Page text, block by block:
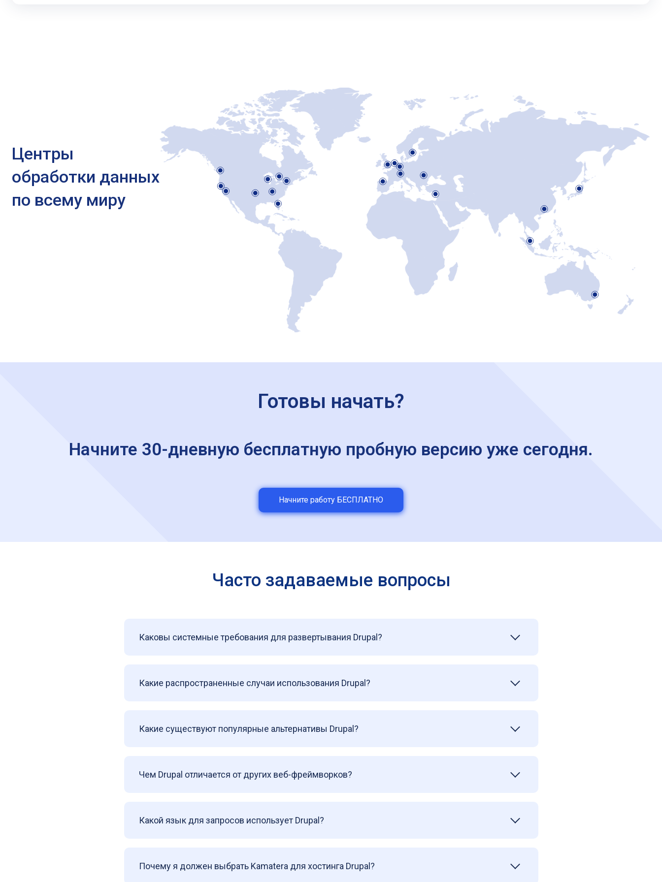
Центры
обработки данных
по всему миру
Готовы начать?
Начните 30-дневную бесплатную пробную версию уже сегодня.
Начните работу БЕСПЛАТНО
Часто задаваемые вопросы
Каковы системные требования для развертывания Drupal?
Какие распространенные случаи использования Drupal?
Какие существуют популярные альтернативы Drupal?
Чем Drupal отличается от других веб-фреймворков?
Какой язык для запросов использует Drupal?
Почему я должен выбрать Kamatera для хостинга Drupal?